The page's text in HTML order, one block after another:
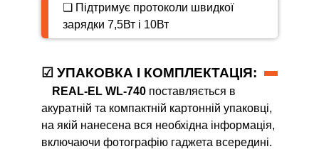
❏ Підтримує протоколи швидкої
зарядки 7,5Вт і 10Вт
☑ УПАКОВКА І КОМПЛЕКТАЦІЯ:
REAL-EL WL-740поставляється в
акуратній та компактній картонній упаковці,
на якій нанесена вся необхідна інформація,
включаючи фотографію гаджета всередині.